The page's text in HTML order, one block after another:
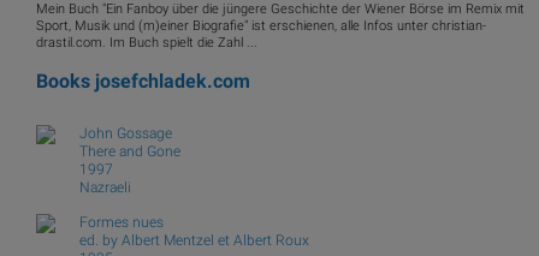
Mein Buch "Ein Fanboy über die jüngere Geschichte der Wiener Börse im Remix mit
Sport, Musik und (m)einer Biografie" ist erschienen, alle Infos unter christian-
drastil.com. Im Buch spielt die Zahl ...
Books josefchladek.com
John Gossage
There and Gone
1997
Nazraeli
Formes nues
ed. by Albert Mentzel et Albert Roux